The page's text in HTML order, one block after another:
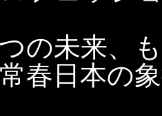
の未来、
春日本の